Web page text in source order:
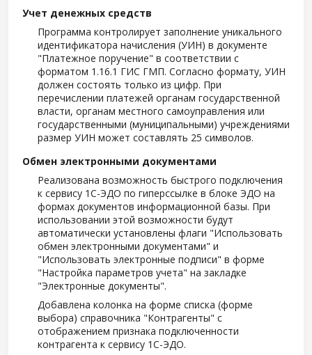
Учет денежных средств
Программа контролирует заполнение уникального
идентификатора начисления (УИН) в документе
"Платежное поручение" в соответствии с
форматом 1.16.1 ГИС ГМП. Согласно формату, УИН
должен состоять только из цифр. При
перечислении платежей органам государственной
власти, органам местного самоуправления или
государственными (муниципальными) учреждениями
размер УИН может составлять 25 символов.
Обмен электронными документами
Реализована возможность быстрого подключения
к сервису 1С-ЭДО по гиперссылке в блоке ЭДО на
формах документов информационной базы. При
использовании этой возможности будут
автоматически установлены флаги "Использовать
обмен электронными документами" и
"Использовать электронные подписи" в форме
"Настройка параметров учета" на закладке
"Электронные документы".
Добавлена колонка на форме списка (форме
выбора) справочника "Контрагенты" с
отображением признака подключенности
контрагента к сервису 1С-ЭДО.